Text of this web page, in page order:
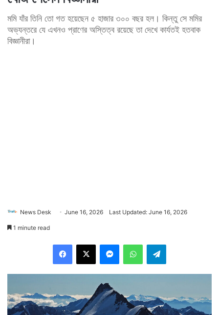
মমি যাঁর তিনি তো গত হয়েছেন ৫ হাজার ৩০০ বছর হল। কিন্তু সে মমির
অভ্যন্তরে যে এখনও প্রাণের অস্তিত্ব রয়েছে তা দেখে কার্যতই হতবাক
বিজ্ঞানীরা।
News Desk June 16, 2026 Last Updated: June 16, 2026
1 minute read